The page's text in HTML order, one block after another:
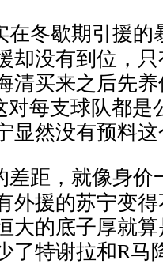
在冬歇期引援的
却没有到位，
清买来之后先
对每支球队都是
显然没有预料
差距，就像身价
外援的苏宁变
大的底子厚就
了特谢拉和R马